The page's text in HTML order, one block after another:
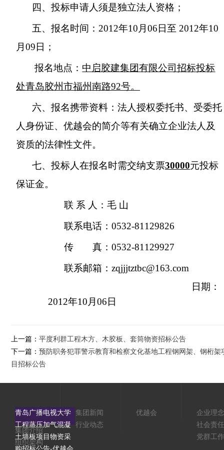
四、投标申请人须是独立法人资格；
五、报名时间： 2012年10 月 06 日至 2012年10
月 09 日；
报名地点： 中启胶建集团有限公司招标投标
处青岛胶州市福州南路92号。
六、报名携带资料：法人授权委托书、受委托
人身份证、优越会的简介等有关确立企业法人及
资质的法律性文件。
七、投标人在报名时需交纳支票30000元投标
保证金。
联 系 人：毛 山
联系电话： 0532-81129826
传 真： 0532-81129927
联系邮箱： zqjjjtztbc@163.com
日期：
2012年10 月 06 日
上一篇： 平度利群工程木方、木胶板、套筒物资招标公告
下一篇： 预防职务犯罪警示教育和检察文化基地工程钢网架、钢桁架
目招标公告
青岛广播电视大学
工程蒸压加气混凝
土墙板项目物资采
集团介绍
组织架构
集团新闻
行业动态
优越会
企业理念
社会责任
党群工作